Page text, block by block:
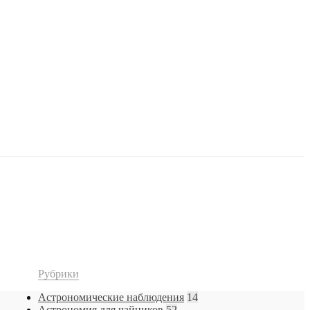
Рубрики
Астрономические наблюдения 14